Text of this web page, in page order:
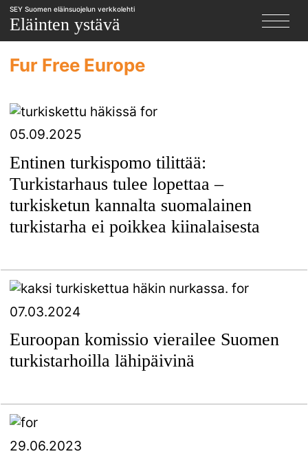
SEY Suomen eläinsuojelun verkkolehti
Eläinten ystävä
Fur Free Europe
05.09.2025
Entinen turkispomo tilittää:
Turkistarhaus tulee lopettaa –
turkisketun kannalta suomalainen
turkistarha ei poikkea kiinalaisesta
07.03.2024
Euroopan komissio vierailee Suomen
turkistarhoilla lähipäivinä
29.06.2023